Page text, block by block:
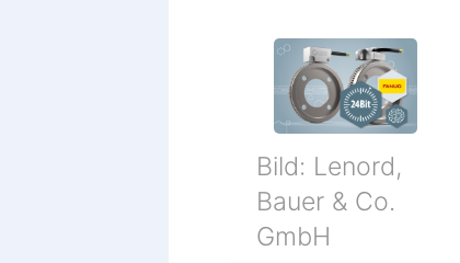
Bild: Lenord,
Bauer & Co.
GmbH